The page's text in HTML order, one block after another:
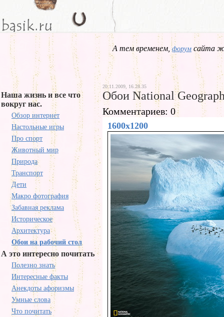
А тем временем,форум сайта
Наша жизнь и все что
вокруг нас.
Обзор интернет
Настольные игры
Про спорт
Животный мир
Природа
Транспорт
Дети
Макро фотография
Забавная реклама
Историческое
Архитектура
Обои на рабочий стол
А это интересно почитать
Полезно знать
Интересные факты
Анекдоты афоризмы
Умные слова
Что почитать
20.11.2009, 16.28.35
Обои National
Комментариев: 0
1600x1200